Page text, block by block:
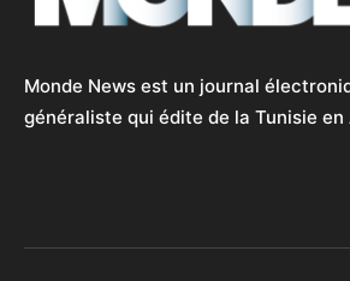
Monde News est un journal
généraliste qui édite de la Tunisie en